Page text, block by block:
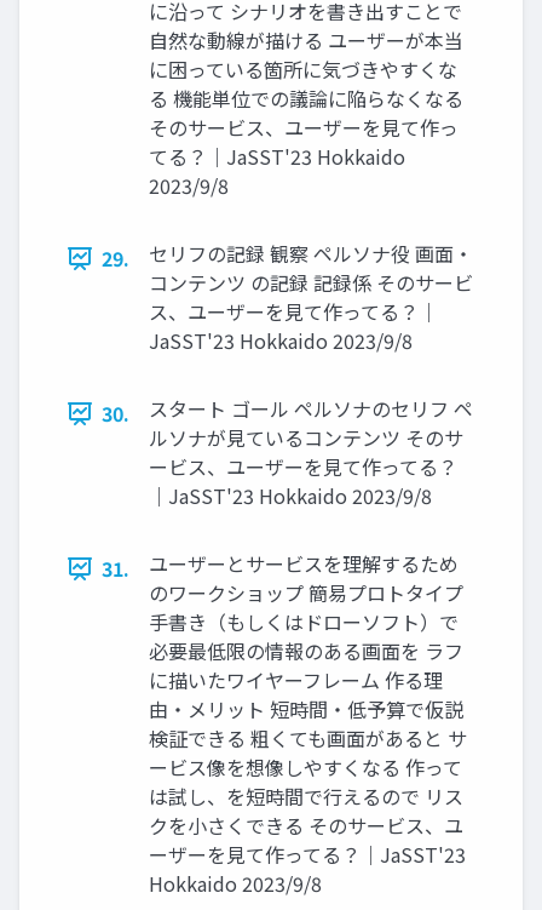
に沿って シナリオを書き出すことで
自然な動線が描ける ユーザーが本当
に困っている箇所に気づきやすくな
る 機能単位での議論に陥らなくなる
そのサービス、ユーザーを見て作っ
てる？｜JaSST'23 Hokkaido
2023/9/8
29.
セリフの記録 観察 ペルソナ役 画面・
コンテンツ の記録 記録係 そのサービ
ス、ユーザーを見て作ってる？｜
JaSST'23 Hokkaido 2023/9/8
30.
スタート ゴール ペルソナのセリフ ペ
ルソナが見ているコンテンツ そのサ
ービス、ユーザーを見て作ってる？
｜JaSST'23 Hokkaido 2023/9/8
31.
ユーザーとサービスを理解するため
のワークショップ 簡易プロトタイプ
手書き（もしくはドローソフト）で
必要最低限の情報のある画面を ラフ
に描いたワイヤーフレーム 作る理
由・メリット 短時間・低予算で仮説
検証できる 粗くても画面があると サ
ービス像を想像しやすくなる 作って
は試し、を短時間で行えるので リス
クを小さくできる そのサービス、ユ
ーザーを見て作ってる？｜JaSST'23
Hokkaido 2023/9/8